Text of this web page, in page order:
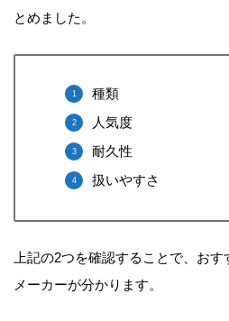
とめました。
種類
人気度
耐久性
扱いやすさ
上記の2つを確認することで、お
メーカーが分かります。